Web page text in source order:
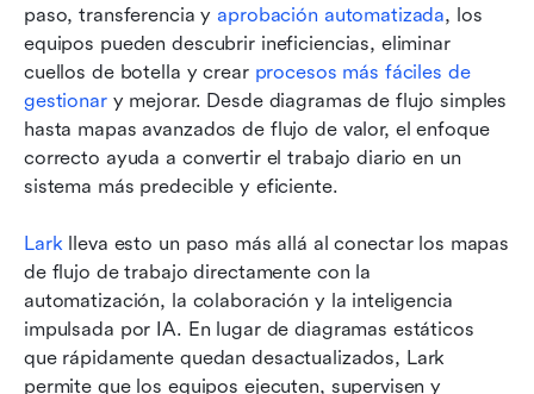
paso, transferencia y aprobación automatizada, los
equipos pueden descubrir ineficiencias, eliminar
cuellos de botella y crear procesos más fáciles de
gestionar y mejorar. Desde diagramas de flujo simples
hasta mapas avanzados de flujo de valor, el enfoque
correcto ayuda a convertir el trabajo diario en un
sistema más predecible y eficiente.
Lark lleva esto un paso más allá al conectar los mapas
de flujo de trabajo directamente con la
automatización, la colaboración y la inteligencia
impulsada por IA. En lugar de diagramas estáticos
que rápidamente quedan desactualizados, Lark
permite que los equipos ejecuten, supervisen y